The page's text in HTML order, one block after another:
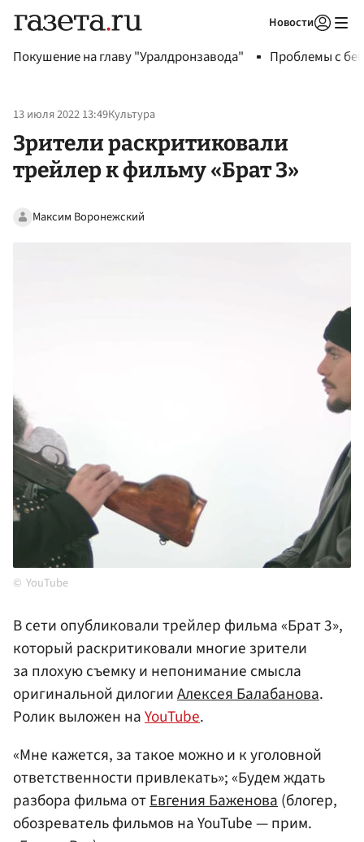
Новости
Покушение на главу "Уралдронзавода" Проблемы с
13 июля 2022 13:49Культура
Зрители раскритиковали
трейлер к фильму «Брат 3»
Максим Воронежский
YouTube
В сети опубликовали трейлер фильма «Брат 3»,
который раскритиковали многие зрители
за плохую съемку и непонимание смысла
оригинальной дилогииАлексея Балабанова.
Ролик выложен наYouTube.
«Мне кажется, за такое можно и к уголовной
ответственности привлекать»; «Будем ждать
разбора фильма отЕвгения Баженова(блогер,
обозреватель фильмов на YouTube — прим.